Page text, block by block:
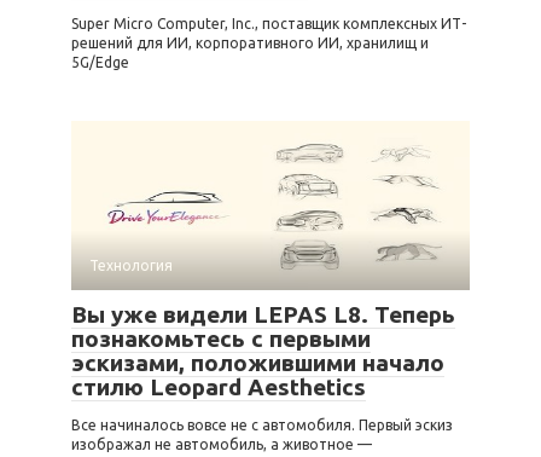
Super Micro Computer, Inc., поставщик комплексных ИТ-
решений для ИИ, корпоративного ИИ, хранилищ и
5G/Edge
Технология
Вы уже видели LEPAS L8. Теперь
познакомьтесь с первыми
эскизами, положившими начало
стилю Leopard Aesthetics
Все начиналось вовсе не с автомобиля. Первый эскиз
изображал не автомобиль, а животное —